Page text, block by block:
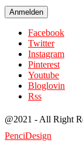
Facebook
Twitter
Instagram
Pinterest
Youtube
Bloglovin
Rss
@2021 - All Right
PenciDesign